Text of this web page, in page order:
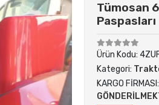
Tümosan
Paspasları
Ürün Kodu:
Kategori:
KARGO FİRMASI: